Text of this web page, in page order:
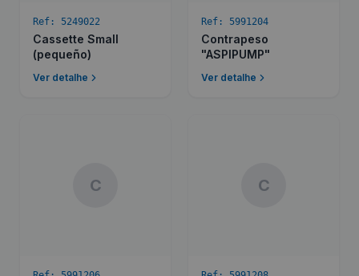
Ref: 5249022
Cassette Small
(pequeño)
Ver detalhe
Ref: 5991204
Contrapeso
"ASPIPUMP"
Ver detalhe
C C